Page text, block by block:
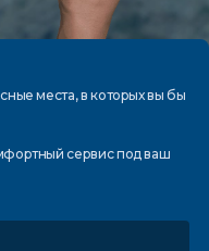
места, в которыхвы бы
сервис под ваш